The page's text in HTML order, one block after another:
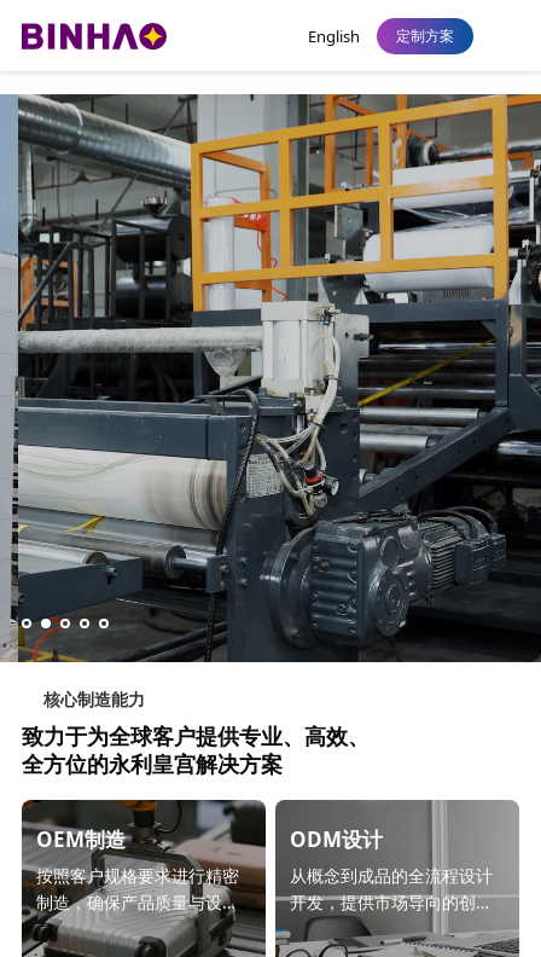
定制方案
English
全球顶级线上娱乐：为全球品牌提供永利
皇宫解决方案
以技术创新驱动制造战略，追求高品质发展
核心制造能力
致力于为全球客户提供专业、高效、
全方位的永利皇宫解决方案
OEM制造
按照客户规格要求进行精密
制造，确保产品质量与设计
一致性。
ODM设计
从概念到成品的全流程设计
开发，提供市场导向的创新
解决方案。